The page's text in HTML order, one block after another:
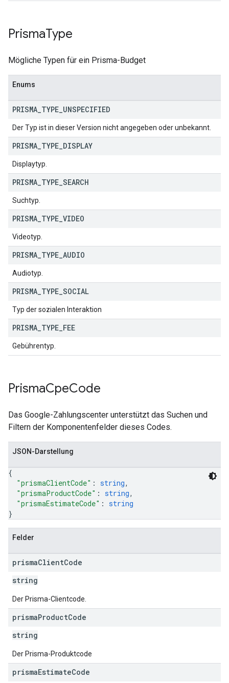
PrismaType
Mögliche Typen für ein Prisma-Budget
Enums
PRISMA TYPE UNSPECIFIED
Der Typ ist in dieser Version nicht angegeben oder unbekannt.
PRISMA TYPE DISPLAY
Displaytyp.
PRISMA TYPE SEARCH
Suchtyp.
PRISMA TYPE VIDEO
Videotyp.
PRISMA TYPE AUDIO
Audiotyp.
PRISMA TYPE SOCIAL
Typ der sozialen Interaktion
PRISMA TYPE FEE
Gebührentyp.
PrismaCpeCode
Das Google-Zahlungscenter unterstützt das Suchen und
Filtern der Komponentenfelder dieses Codes.
JSON-Darstellung
{
"prismaClientCode" : string,
"prismaProductCode" : string,
"prismaEstimateCode" : string
}
Felder
prismaClientCode
string
Der Prisma-Clientcode.
prismaProductCode
string
Der Prisma-Produktcode
prismaEstimateCode